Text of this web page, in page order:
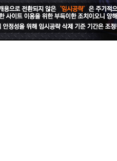
오공 오로라 오른 오리아나